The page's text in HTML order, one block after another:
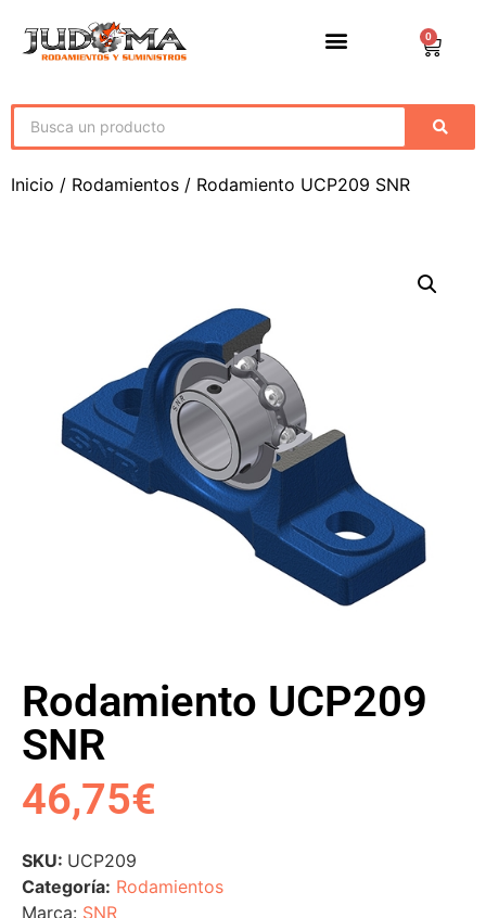
0
Inicio / Rodamientos / Rodamiento UCP209 SNR
Rodamiento UCP209
SNR
46,75€
SKU: UCP209
Categoría: Rodamientos
Marca: SNR